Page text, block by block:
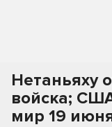
Нетаньяху
войска;
мир 19